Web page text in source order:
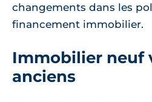
changements dans les
financement immobilier.
Immobilier neuf
anciens